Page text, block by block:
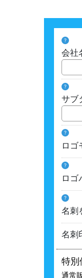
?
会
?
サ
?
ロ
?
ロ
?
名
名刺
特別
通常